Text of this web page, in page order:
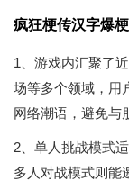
疯狂梗传汉字爆
1、游戏内汇聚了
场等多个领域，用
网络潮语，避免与
2、单人挑战模式
多人对战模式则能